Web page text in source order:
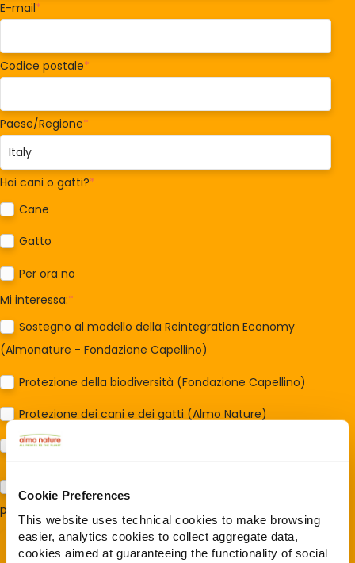
Cookie Preferences
This website uses technical cookies to make browsing
easier, analytics cookies to collect aggregate data,
cookies aimed at guaranteeing the functionality of social
E-mail*
Codice postale*
Paese/Regione*
Hai cani o gatti?*
Cane
Gatto
Per ora no
Mi interessa:*
Sostegno al modello della Reintegration Economy
(Almonature - Fondazione Capellino)
Protezione della biodiversità (Fondazione Capellino)
Protezione dei cani e dei gatti (Almo Nature)
Prodotti (Almo Nature)
preso visione della